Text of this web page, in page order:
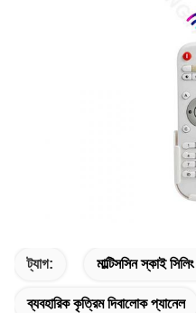
ট্যাগ: মাল্টিসসিন স্কাই
ব্যবহারিক কৃত্রিম দিবালোক প্যানেল